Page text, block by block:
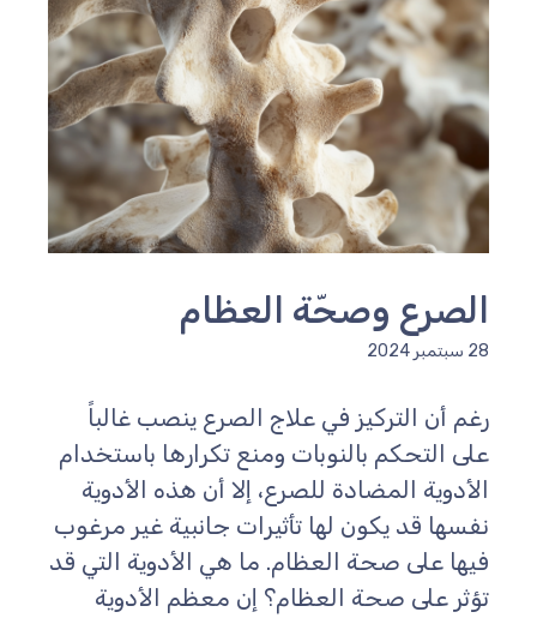
الصرع وصحّة العظام
28 سبتمبر 2024
رغم أن التركيز في علاج الصرع ينصب غالباً
على التحكم بالنوبات ومنع تكرارها باستخدام
الأدوية المضادة للصرع، إلا أن هذه الأدوية
نفسها قد يكون لها تأثيرات جانبية غير مرغوب
فيها على صحة العظام. ما هي الأدوية التي قد
تؤثر على صحة العظام؟ إن معظم الأدوية